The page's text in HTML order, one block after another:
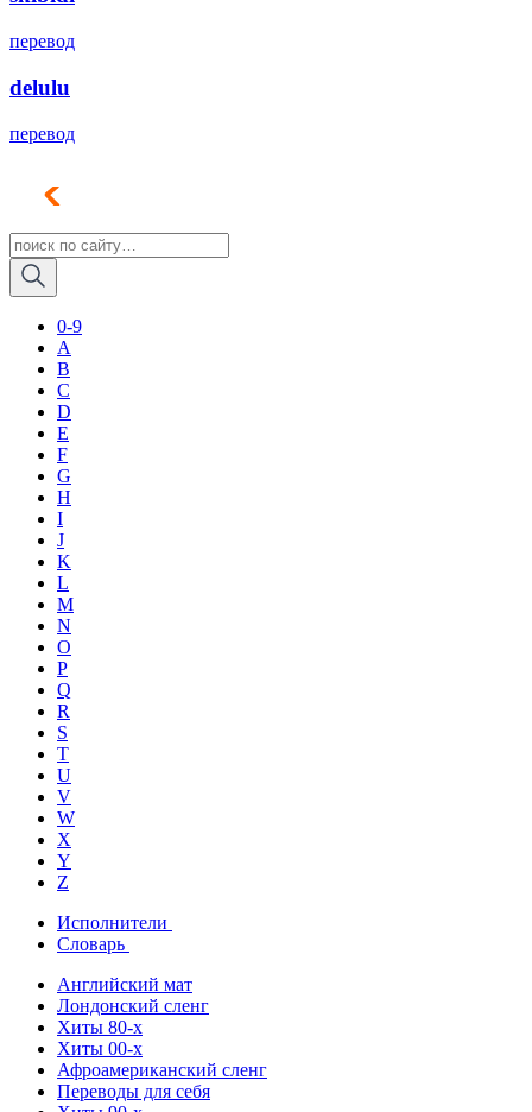
перевод
delulu
перевод
0-9
A
B
C
D
E
F
G
H
I
J
K
L
M
N
O
P
Q
R
S
T
U
V
W
X
Y
Z
Исполнители
Словарь
Английский мат
Лондонский сленг
Хиты 80-х
Хиты 00-х
Афроамериканский сленг
Переводы для себя